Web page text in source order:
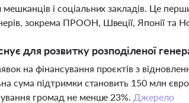
і соціальних закладів. Це
зокрема ПРООН, Швеції, Японії та
для розвитку розподіленої
на фінансування проєктів з
сума підтримки становить 150 млн
громад не менше 23%. Джерело